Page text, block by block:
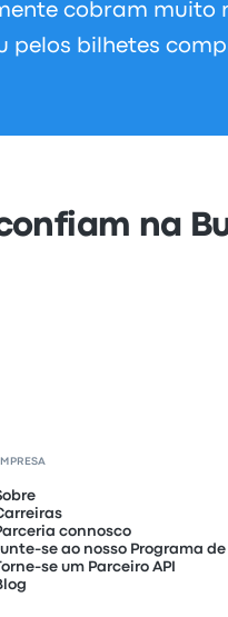
cobram muito
pelos bilhetes
na
connosco
se ao nosso Programa
se um Parceiro API